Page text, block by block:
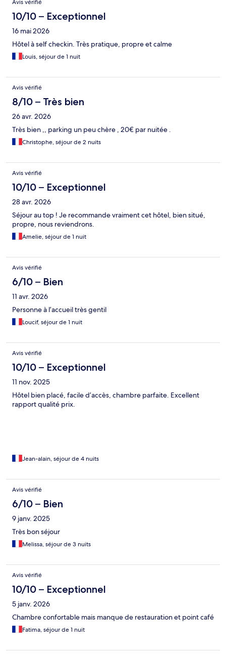
Avis vérifié
10/10 – Exceptionnel
16 mai 2026
Hôtel à self checkin. Très pratique, propre et calme
Louis, séjour de 1 nuit
Avis vérifié
8/10 – Très bien
26 avr. 2026
Très bien ,, parking un peu chère , 20€ par nuitée .
Christophe, séjour de 2 nuits
Avis vérifié
10/10 – Exceptionnel
28 avr. 2026
Séjour au top ! Je recommande vraiment cet hôtel, bien situé,
propre, nous reviendrons.
Amelie, séjour de 1 nuit
Avis vérifié
6/10 – Bien
11 avr. 2026
Personne à l’accueil très gentil
Loucif, séjour de 1 nuit
Avis vérifié
10/10 – Exceptionnel
11 nov. 2025
Hôtel bien placé, facile d’accès, chambre parfaite. Excellent
rapport qualité prix.
Jean-alain, séjour de 4 nuits
Avis vérifié
6/10 – Bien
9 janv. 2025
Très bon séjour
Melissa, séjour de 3 nuits
Avis vérifié
10/10 – Exceptionnel
5 janv. 2026
Chambre confortable mais manque de restauration et point café
Fatima, séjour de 1 nuit